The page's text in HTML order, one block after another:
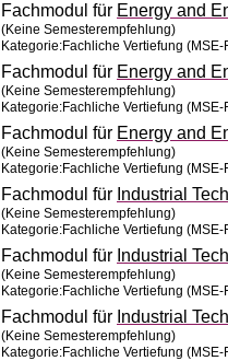
Fachmodul für Energy and
(Keine Semesterempfehlung)
Kategorie:Fachliche Vertiefung (MSE-
Fachmodul für Energy and
(Keine Semesterempfehlung)
Kategorie:Fachliche Vertiefung (MSE-
Fachmodul für Energy and
(Keine Semesterempfehlung)
Kategorie:Fachliche Vertiefung (MSE-
Fachmodul für Industrial
(Keine Semesterempfehlung)
Kategorie:Fachliche Vertiefung (MSE-
Fachmodul für Industrial
(Keine Semesterempfehlung)
Kategorie:Fachliche Vertiefung (MSE-
Fachmodul für Industrial
(Keine Semesterempfehlung)
Kategorie:Fachliche Vertiefung (MSE-